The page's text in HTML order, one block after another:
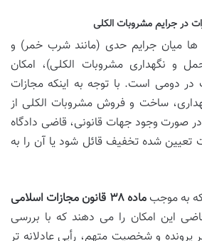
در جرایم مشروبات الکلی
ها میان جرایم حدی (مانند شرب خمر) و
و نگهداری مشروبات الکلی)، امکان
دومی است. با توجه به اینکه مجازات
ساخت و فروش مشروبات الکلی از
صورت وجود جهات قانونی، قاضی دادگاه
تعیین شده تخفیف قائل شود یا آن را به
به موجبماده ۳۸ قانون مجازات اسلامی
این امکان را می دهند که با بررسی
و شخصیت متهم، رأیی عادلانه تر